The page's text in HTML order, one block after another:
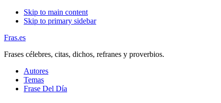
Skip to main content
Skip to primary sidebar
Fras.es
Frases célebres, citas, dichos, refranes y proverbios.
Autores
Temas
Frase Del Día